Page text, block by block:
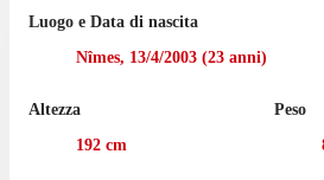
Negrel è passato a giocare con
alcuna presenza in campionato.
Luogo e Data di nascita
Nîmes, 13/4/2003 (23 anni)
Altezza
192 cm
Peso